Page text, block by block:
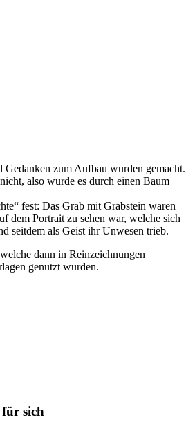
Gedanken zum Aufbau wurden gemacht.
also wurde es durch einen Baum
fest: Das Grab mit Grabstein waren
dem Portrait zu sehen war, welche sich
seitdem als Geist ihr Unwesen trieb.
dann in Reinzeichnungen
genutzt wurden.
sich